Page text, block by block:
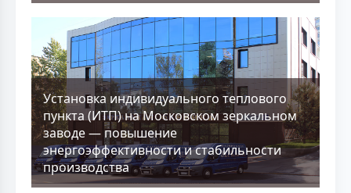
Установка индивидуального теплового
пункта (ИТП) на Московском зеркальном
заводе — повышение
энергоэффективности и стабильности
производства